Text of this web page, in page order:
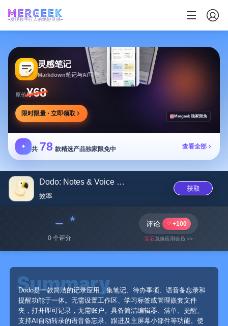
发现数字匠人的绝妙灵感
灵感笔记
Markdown笔记与AI写作，多方式整理同步笔记
原价¥68
限时限量 · 立即领取 Mergeek 独家限免
✦ 共 78 款精选产品独家限免中 查看全部
Dodo: Notes & Voice Memos
效率
获取
﹣
0 个评分
评论 +100
宝石兑换应用会员 >>
Dodo是一款简洁的记录应用，集笔记、待办事项、语音备忘录和
提醒功能于一体。无需设置工作区、学习标签或管理嵌套文件
夹，打开即可记录，无需账户。具备简洁编辑器、清单、提醒、
支持AI自动转录的语音备忘录、跟进及主屏幕小部件等功能。使